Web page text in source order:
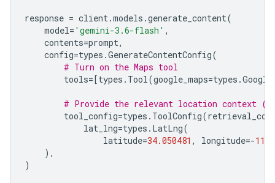
response = client.models .generate_content(
model= 'gemini-3.6-flash' ,
contents=prompt,
config=types .GenerateContentConfig(
# Turn on the Maps tool
tools=[types . Tool(google_maps=types .
# Provide the relevant location context
tool_config=types . ToolConfig(
lat_lng=types . LatLng(
latitude=34.050481 , longitude=-
),
)